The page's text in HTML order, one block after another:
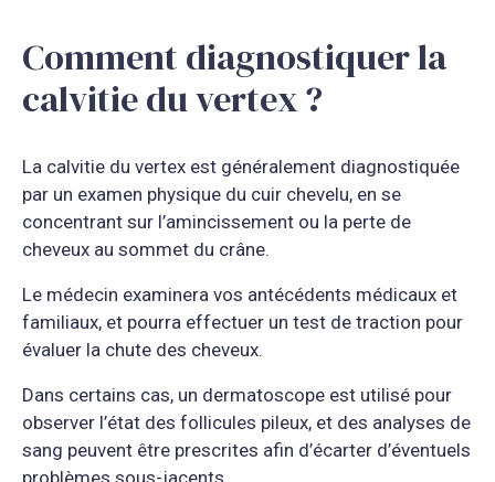
Comment diagnostiquer la
calvitie du vertex ?
La calvitie du vertex est généralement diagnostiquée
par un examen physique du cuir chevelu, en se
concentrant sur l’amincissement ou la perte de
cheveux au sommet du crâne.
Le médecin examinera vos antécédents médicaux et
familiaux, et pourra effectuer un test de traction pour
évaluer la chute des cheveux.
Dans certains cas, un dermatoscope est utilisé pour
observer l’état des follicules pileux, et des analyses de
sang peuvent être prescrites afin d’écarter d’éventuels